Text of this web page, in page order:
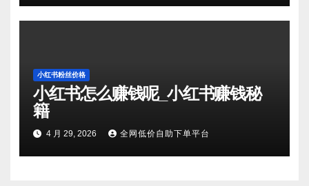
小红书粉丝价格
小红书怎么赚钱呢_小红书赚钱秘
籍
4 月 29, 2026 全网低价自助下单平台